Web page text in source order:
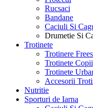
Rucsaci
Bandane
Caciuli Si
Drumetie Si
Trotinete
Trotinere
Trotinete Copii
Trotinete
Accesorii
Nutritie
Sporturi de Iarna